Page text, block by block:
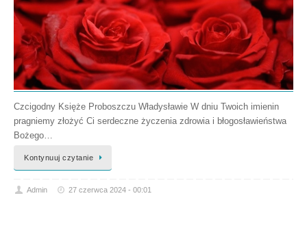
Czcigodny Księże Proboszczu Władysławie W dniu Twoich imienin
pragniemy złożyć Ci serdeczne życzenia zdrowia i błogosławieństwa
Bożego…
Kontynuuj czytanie
Admin 27 czerwca 2024 - 00:01